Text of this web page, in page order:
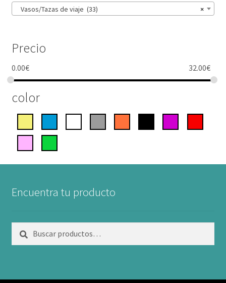
×
Vasos/Tazas de viaje (33)
Precio
0.00€ 32.00€
color
Encuentra tu producto
Buscar
Buscar